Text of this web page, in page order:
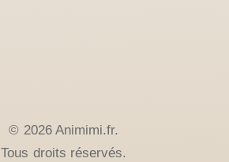
© 2026 Animimi.fr.
Tous droits réservés.